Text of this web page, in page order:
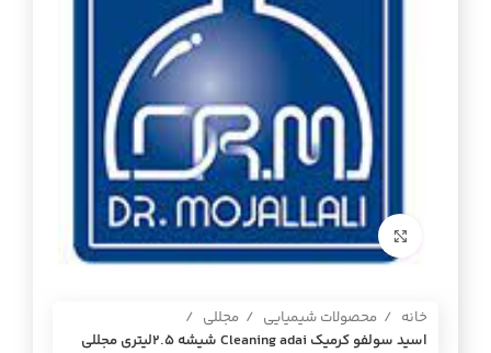
برای بزرگنمایی کلیک کنید
خانه محصولات شیمیایی
مجللی
اسيد سولفو كرميك Cleaning adai شيشه 2.5ليتري مجللي